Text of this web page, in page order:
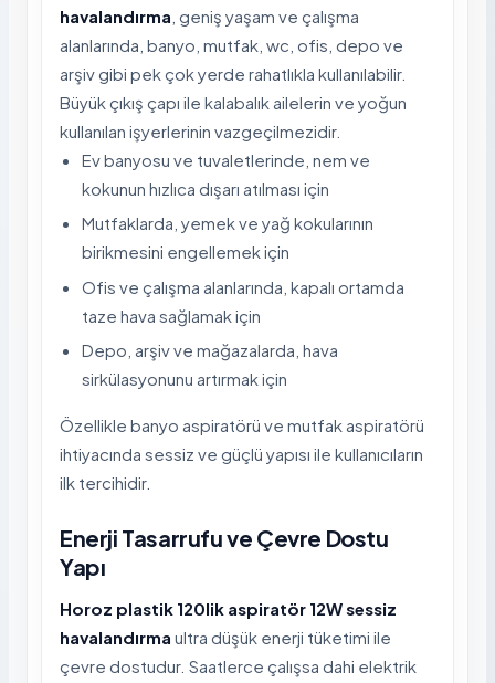
havalandırma , geniş yaşam ve çalışma
alanlarında, banyo, mutfak, wc, ofis, depo ve
arşiv gibi pek çok yerde rahatlıkla kullanılabilir.
Büyük çıkış çapı ile kalabalık ailelerin ve yoğun
kullanılan işyerlerinin vazgeçilmezidir.
Ev banyosu ve tuvaletlerinde, nem ve
kokunun hızlıca dışarı atılması için
Mutfaklarda, yemek ve yağ kokularının
birikmesini engellemek için
Ofis ve çalışma alanlarında, kapalı ortamda
taze hava sağlamak için
Depo, arşiv ve mağazalarda, hava
sirkülasyonunu artırmak için
Özellikle banyo aspiratörü ve mutfak aspiratörü
ihtiyacında sessiz ve güçlü yapısı ile kullanıcıların
ilk tercihidir.
Enerji Tasarrufu ve Çevre Dostu
Yapı
Horoz plastik 120lik aspiratör 12W sessiz
havalandırma ultra düşük enerji tüketimi ile
çevre dostudur. Saatlerce çalışsa dahi elektrik